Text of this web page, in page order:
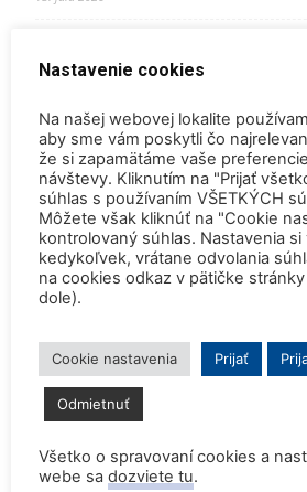
2. júla 2026
Palivo v Mochovciach 4: Slovensko
jadrovou špičkou Európy
2. júla 2026
Startup Helion získal stámilióny na
Microsoft
15. júna 2026
Prednáška o jadrovej energetike
9. júna 2026
Povolenie jadrového dozoru pre 4.blok
9. júna 2026
Nastavenie cookies
Na našej webovej lokalite
aby sme vám poskytli čo
že si zapamätáme vaše
návštevy. Kliknutím na "Prijať
súhlas s používaním VŠETKÝCH
Môžete však kliknúť na "Cookie
kontrolovaný súhlas. Nastavenia
kedykoľvek, vrátane odvolania
na cookies odkaz v pätičke
dole).
Cookie nastavenia Prijať
Odmietnuť
Všetko o spravovaní cookies a
webe sa dozviete tu.